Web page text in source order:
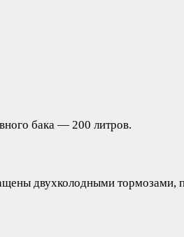
бака — 200 литров.
двухколодными